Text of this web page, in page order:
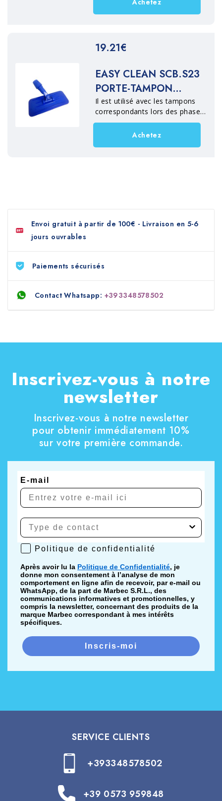
Achetez
19.21€
EASY CLEAN SCB.S23
PORTE-TAMPON
ARTICULÉ
Il est utilisé avec les tampons
correspondants lors des phases
de lavage pour exercer une
force mécanique sur les saletés
Achetez
Envoi gratuit à partir de 100€ - Livraison en 5-6
jours ouvrables
Paiements sécurisés
Contact Whatsapp: +393348578502
Inscrivez-vous à notre
newsletter
Inscrivez-vous à notre newsletter
pour obtenir immédiatement 10%
sur votre première commande.
E-mail
Politique de confidentialité
Politique de confidentialité
Après avoir lu la Politique de Confidentialité, je
donne mon consentement à l’analyse de mon
comportement en ligne afin de recevoir, par e-mail ou
WhatsApp, de la part de Marbec S.R.L., des
communications informatives et promotionnelles, y
compris la newsletter, concernant des produits de la
marque Marbec correspondant à mes intérêts
spécifiques.
Inscris-moi
SERVICE CLIENTS
+393348578502
+39 0573 959848